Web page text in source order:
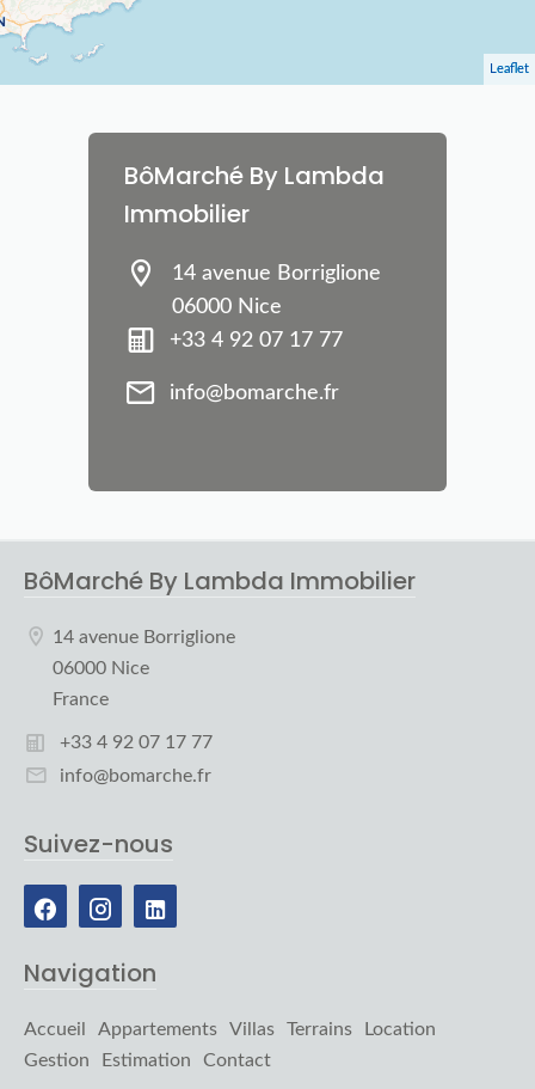
Leaflet
BôMarché By Lambda
Immobilier
14 avenue Borriglione
06000 Nice
+33 4 92 07 17 77
info@bomarche.fr
BôMarché By Lambda Immobilier
14 avenue Borriglione
06000 Nice
France
+33 4 92 07 17 77
info@bomarche.fr
Suivez-nous
Navigation
Accueil Appartements Villas Terrains
Location
Gestion
Estimation Contact